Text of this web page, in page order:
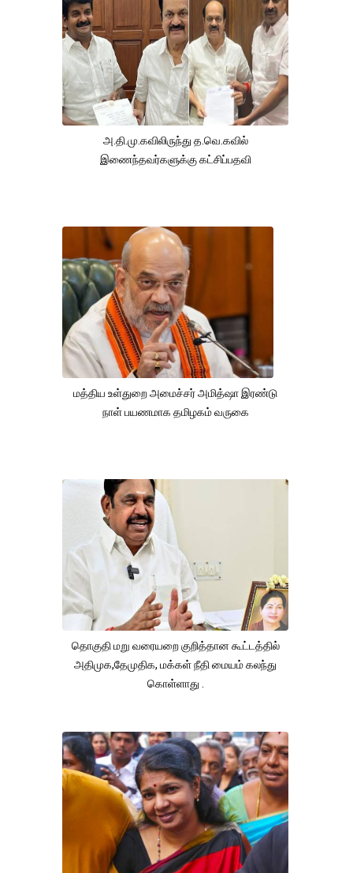
அ.தி.மு.கவிலிருந்து த.வெ.கவில்
இணைந்தவர்களுக்கு கட்சிப்பதவி
மத்திய உள்துறை அமைச்சர் அமித்ஷா இரண்டு
நாள் பயணமாக தமிழகம் வருகை
தொகுதி மறு வரையறை குறித்தான கூட்டத்தில்
அதிமுக,தேமுதிக, மக்கள் நீதி மையம் கலந்து
கொள்ளாது .